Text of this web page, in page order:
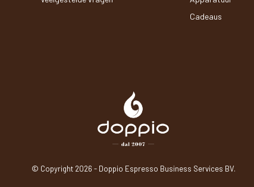
Cadeaus
© Copyright 2026 - Doppio Espresso Business Services BV.